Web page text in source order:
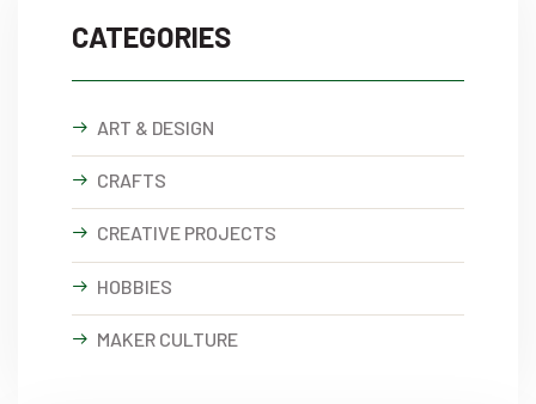
CATEGORIES
ART & DESIGN
CRAFTS
CREATIVE PROJECTS
HOBBIES
MAKER CULTURE